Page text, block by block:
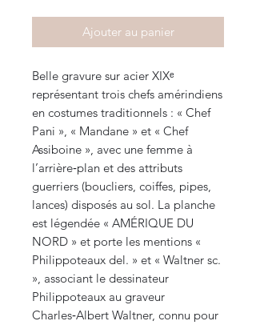
Ajouter au panier
Belle gravure sur acier XIXᵉ
représentant trois chefs amérindiens
en costumes traditionnels : « Chef
Pani », « Mandane » et « Chef
Assiboine », avec une femme à
l’arrière‑plan et des attributs
guerriers (boucliers, coiffes, pipes,
lances) disposés au sol. La planche
est légendée « AMÉRIQUE DU
NORD » et porte les mentions «
Philippoteaux del. » et « Waltner sc.
», associant le dessinateur
Philippoteaux au graveur
Charles‑Albert Waltner, connu pour